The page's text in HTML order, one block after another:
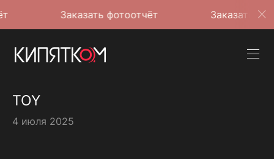
Заказать фотоотчёт Заказать фотоотчёт
TOY
4 июля 2025